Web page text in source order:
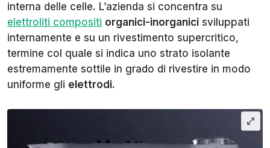
interna delle celle. L’azienda si concentra su
elettroliti compositi organici-inorganici sviluppati
internamente e su un rivestimento supercritico,
termine col quale si indica uno strato isolante
estremamente sottile in grado di rivestire in modo
uniforme gli elettrodi.